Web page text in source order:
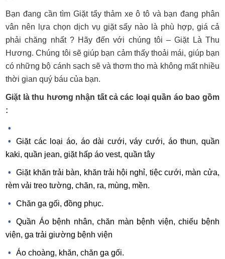
Bạn đang cần tìm Giặt tẩy thảm xe ô tô và bạn đang phân
vân nên lựa chọn dịch vụ giặt sấy nào là phù hợp, giá cả
phải chăng nhất ? Hãy đến với chúng tôi – Giặt Là Thu
Hương. Chúng tôi sẽ giúp bạn cảm thấy thoải mái, giúp bạn
có những bộ cánh sạch sẽ và thơm tho mà không mất nhiều
thời gian quý báu của bạn.
Giặt là thu hương nhận tất cả các loại quần áo bao gồm
:
Giặt các loại áo, áo dài cưới, váy cưới, áo thun, quần
kaki, quần jean, giặt hấp áo vest, quần tây
Giặt khăn trải bàn, khăn trải hội nghỉ, tiệc cưới, màn cửa,
rèm vải treo tường, chăn, ra, mùng, mền.
Chăn ga gối, đồng phục.
Quần Áo bệnh nhân, chăn màn bệnh viện, chiếu bệnh
viện, ga trải giường bệnh viện
Áo choàng, khăn, chăn ga gối.